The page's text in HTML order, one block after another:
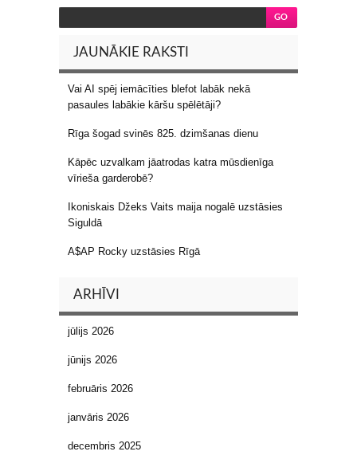
JAUNĀKIE RAKSTI
Vai AI spēj iemācīties blefot labāk nekā
pasaules labākie kāršu spēlētāji?
Rīga šogad svinēs 825. dzimšanas dienu
Kāpēc uzvalkam jāatrodas katra mūsdienīga
vīrieša garderobē?
Ikoniskais Džeks Vaits maija nogalē uzstāsies
Siguldā
A$AP Rocky uzstāsies Rīgā
ARHĪVI
jūlijs 2026
jūnijs 2026
februāris 2026
janvāris 2026
decembris 2025